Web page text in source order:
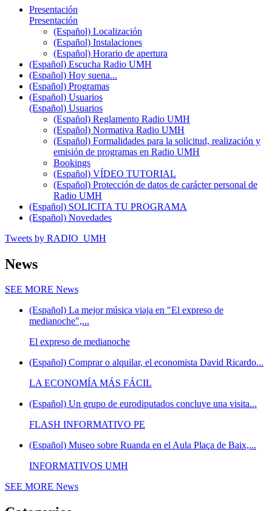
Presentación
Presentación
(Español) Localización
(Español) Instalaciones
(Español) Horario de apertura
(Español) Escucha Radio UMH
(Español) Hoy suena...
(Español) Programas
(Español) Usuarios
(Español) Usuarios
(Español) Reglamento Radio UMH
(Español) Normativa Radio UMH
(Español) Formalidades para la solicitud, realización y
emisión de programas en Radio UMH
Bookings
(Español) VÍDEO TUTORIAL
(Español) Protección de datos de carácter personal de
Radio UMH
(Español) SOLICITA TU PROGRAMA
(Español) Novedades
Tweets by RADIO_UMH
News
SEE MORE News
(Español) La mejor música viaja en "El expreso de
medianoche",...
El expreso de medianoche
(Español) Comprar o alquilar, el economista David Ricardo...
LA ECONOMÍA MÁS FÁCIL
(Español) Un grupo de eurodiputados concluye una visita...
FLASH INFORMATIVO PE
(Español) Museo sobre Ruanda en el Aula Plaça de Baix,...
INFORMATIVOS UMH
SEE MORE News